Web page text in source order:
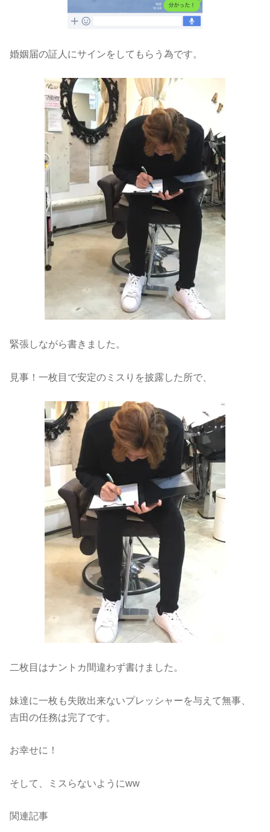
婚姻届の証人にサインをしてもらう為です。
緊張しながら書きました。
見事！一枚目で安定のミスりを披露した所で、
二枚目はナントカ間違わず書けました。
妹達に一枚も失敗出来ないプレッシャーを与えて無事、
吉田の任務は完了です。
お幸せに！
そして、ミスらないようにww
関連記事